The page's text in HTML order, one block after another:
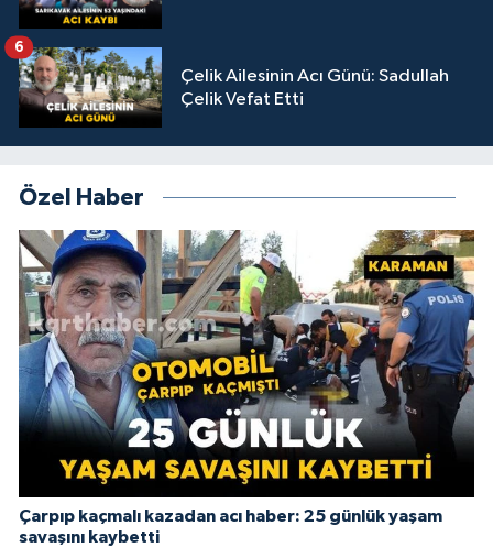
Çelik Ailesinin Acı Günü: Sadullah
Çelik Vefat Etti
6
Özel Haber
Çarpıp kaçmalı kazadan acı haber: 25 günlük yaşam
savaşını kaybetti